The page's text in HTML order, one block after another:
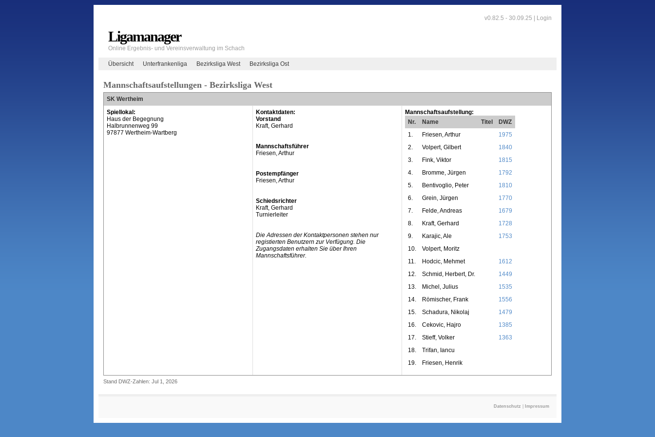
v0.82.5 - 30.09.25 | Login
Ligamanager
Online Ergebnis- und Vereinsverwaltung im Schach
Übersicht Unterfrankenliga Bezirksliga West Bezirksliga Ost
Mannschaftsaufstellungen - Bezirksliga West
SK Wertheim
Spiellokal:
Haus der Begegnung
Halbrunnenweg 99
97877 Wertheim-Wartberg
Kontaktdaten:
Vorstand
Kraft, Gerhard
Mannschaftsführer
Friesen, Arthur
Postempfänger
Friesen, Arthur
Schiedsrichter
Kraft, Gerhard
Turnierleiter
Die Adressen der Kontaktpersonen stehen nur
registierten Benutzern zur Verfügung. Die
Zugangsdaten erhalten Sie über Ihren
Mannschaftsführer.
Mannschaftsaufstellung:
Nr.
Name Titel
DWZ
1.
Friesen, Arthur
1975
2.
Volpert, Gilbert
1840
3.
Fink, Viktor
1815
4.
Bromme, Jürgen
1792
5.
Bentivoglio, Peter
1810
6.
Grein, Jürgen
1770
7.
Felde, Andreas
1679
8.
Kraft, Gerhard
1728
9.
Karajic, Ale
1753
10.
Volpert, Moritz
11.
Hodcic, Mehmet
1612
12.
Schmid, Herbert, Dr.
1449
13.
Michel, Julius
1535
14.
Römischer, Frank
1556
15.
Schadura, Nikolaj
1479
16.
Cekovic, Hajro
1385
17.
Stieff, Volker
1363
18.
Trifan, Iancu
19.
Friesen, Henrik
Stand DWZ-Zahlen: Jul 1, 2026
Datenschutz Impressum